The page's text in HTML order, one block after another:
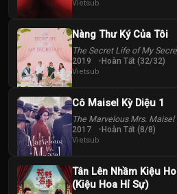
Vietsub
Nàng Thư Ký Của Tôi
The Secret Life of My
2019 Hoàn Tất (32/32)
Vietsub
Cô Maisel Kỳ Diệu 1
The Marvelous Mrs. Maisel
2017 Hoàn Tất (8/8)
Vietsub
Tân Lên Nhầm Kiệu
(Kiệu Hoa Hỉ Sự)